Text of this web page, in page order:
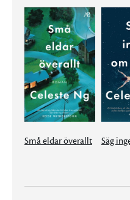
Små eldar överallt Säg